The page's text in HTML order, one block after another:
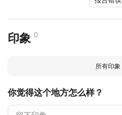
印象 0
所有印象
你觉得这个地方怎么样？